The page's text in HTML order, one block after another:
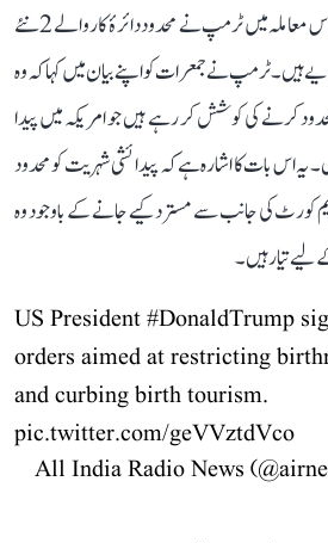
مسلسل جاری رکھے ہوئے ہے۔ اس معاملہ میں ٹرمپ نے محدود دائرۂ کار والے 2 نئے
ہیں۔ ٹرمپ نے جمعرات کو اپنے بیان میں کہا کہ وہ
کرنے کی کوشش کر رہے ہیں جو امریکہ میں پیدا
یہ اس بات کا اشارہ ہے کہ پیدائشی شہریت کو محدود
کورٹ کی جانب سے مسترد کیے جانے کے باوجود وہ
تیار ہیں۔
US President#DonaldTrump
orders aimed at restricting
and curbing birth tourism.
pic.twitter.com/geVVztdVco